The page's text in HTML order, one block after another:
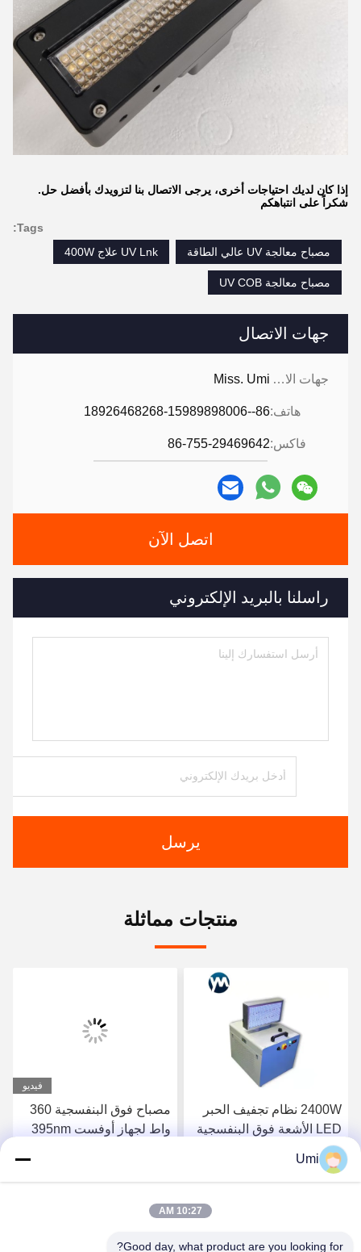
جهات الاتصال
جهات الاتصال: Miss. Umi
هاتف:86--18926468268-15989898006
فاكس:86-755-29469642
اتصل الآن
راسلنا بالبريد الإلكتروني
يرسل
إذا كان لديك احتياجات أخرى، يرجى الاتصال بنا لتزويدك بأفضل حل.
شكراً على انتباهكم
Tags:
مصباح معالجة UV عالي الطاقة
UV Lnk علاج 400W
مصباح معالجة UV COB
منتجات مماثلة
2400W نظام تجفيف الحبر
LED الأشعة فوق البنفسجية
مصباح تبريد المياه
احصل على افضل سعر
فيديو
مصباح فوق البنفسجية 360
واط لجهاز أوفست 395nm
احصل على افضل سعر
Umi
10:27 AM
Good day, what product are you looking for?